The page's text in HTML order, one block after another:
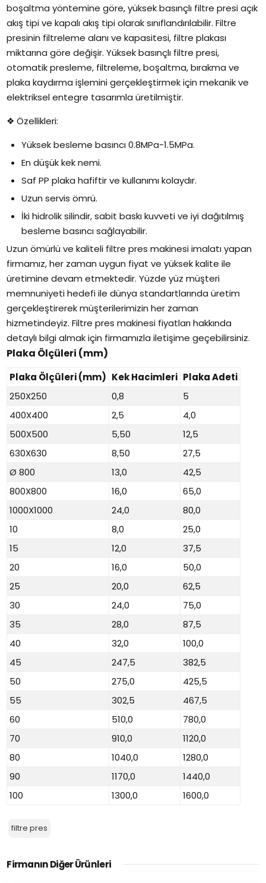
boşaltma yöntemine göre, yüksek basınçlı filtre presi açık
akış tipi ve kapalı akış tipi olarak sınıflandırılabilir. Filtre
presinin filtreleme alanı ve kapasitesi, filtre plakası
miktarına göre değişir. Yüksek basınçlı filtre presi,
otomatik presleme, filtreleme, boşaltma, bırakma ve
plaka kaydırma işlemini gerçekleştirmek için mekanik ve
elektriksel entegre tasarımla üretilmiştir.
❖ Özellikleri:
Yüksek besleme basıncı 0.8MPa-1.5MPa.
En düşük kek nemi.
Saf PP plaka hafiftir ve kullanımı kolaydır.
Uzun servis ömrü.
İki hidrolik silindir, sabit baskı kuvveti ve iyi dağıtılmış
besleme basıncı sağlayabilir.
Uzun ömürlü ve kaliteli filtre pres makinesi imalatı yapan
firmamız, her zaman uygun fiyat ve yüksek kalite ile
üretimine devam etmektedir. Yüzde yüz müşteri
memnuniyeti hedefi ile dünya standartlarında üretim
gerçekleştirerek müşterilerimizin her zaman
hizmetindeyiz. Filtre pres makinesi fiyatları hakkında
detaylı bilgi almak için firmamızla iletişime geçebilirsiniz.
Plaka Ölçüleri (mm)
Plaka Ölçüleri (mm) Kek Hacimleri Plaka Adeti
250X250
0,8
5
400X400
2,5
4,0
500X500
5,50
12,5
630X630
8,50
27,5
Ø 800
13,0
42,5
800X800
16,0
65,0
1000X1000
24,0
80,0
10
8,0
25,0
15
12,0
37,5
20
16,0
50,0
25
20,0
62,5
30
24,0
75,0
35
28,0
87,5
40
32,0
100,0
45
247,5
382,5
50
275,0
425,5
55
302,5
467,5
60
510,0
780,0
70
910,0
1120,0
80
1040,0
1280,0
90
1170,0
1440,0
100
1300,0 1600,0
filtre pres
Firmanın Diğer Ürünleri